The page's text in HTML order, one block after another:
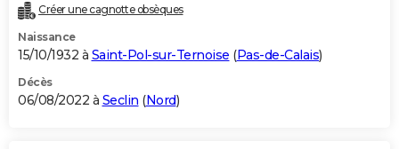
Créer une cagnotte obsèques
Naissance
15/10/1932 à Saint-Pol-sur-Ternoise (Pas-de-Calais)
Décès
06/08/2022 à Seclin (Nord)